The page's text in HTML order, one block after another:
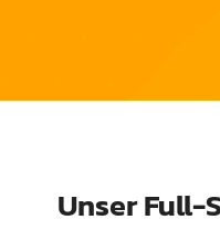
Unser